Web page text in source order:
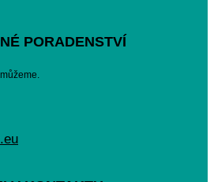
PORADENSTVÍ